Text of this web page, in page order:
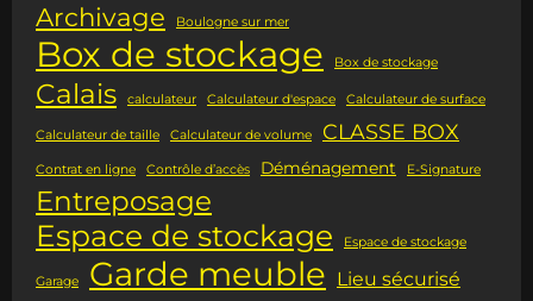
Archivage Boulogne sur mer
Box de stockage Box de stockage
Calais calculateur Calculateur d'espace Calculateur de surface
Calculateur de taille Calculateur de volume CLASSE BOX
Contrat en ligne Contrôle d’accès Déménagement E-Signature
Entreposage
Espace de stockage Espace de stockage
Garage Garde meuble Lieu sécurisé